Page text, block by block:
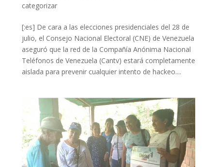
categorizar
[:es] De cara a las elecciones presidenciales del 28 de
julio, el Consejo Nacional Electoral (CNE) de Venezuela
aseguró que la red de la Compañía Anónima Nacional
Teléfonos de Venezuela (Cantv) estará completamente
aislada para prevenir cualquier intento de hackeo....